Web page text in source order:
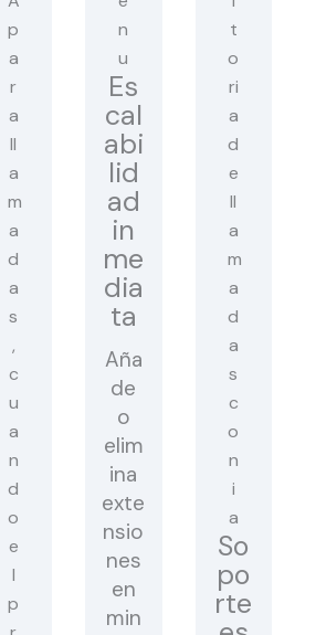
Es
cal
abi
lid
ad
in
me
dia
ta
Aña
de
o
elim
ina
exte
nsio
nes
en
min
So
po
rte